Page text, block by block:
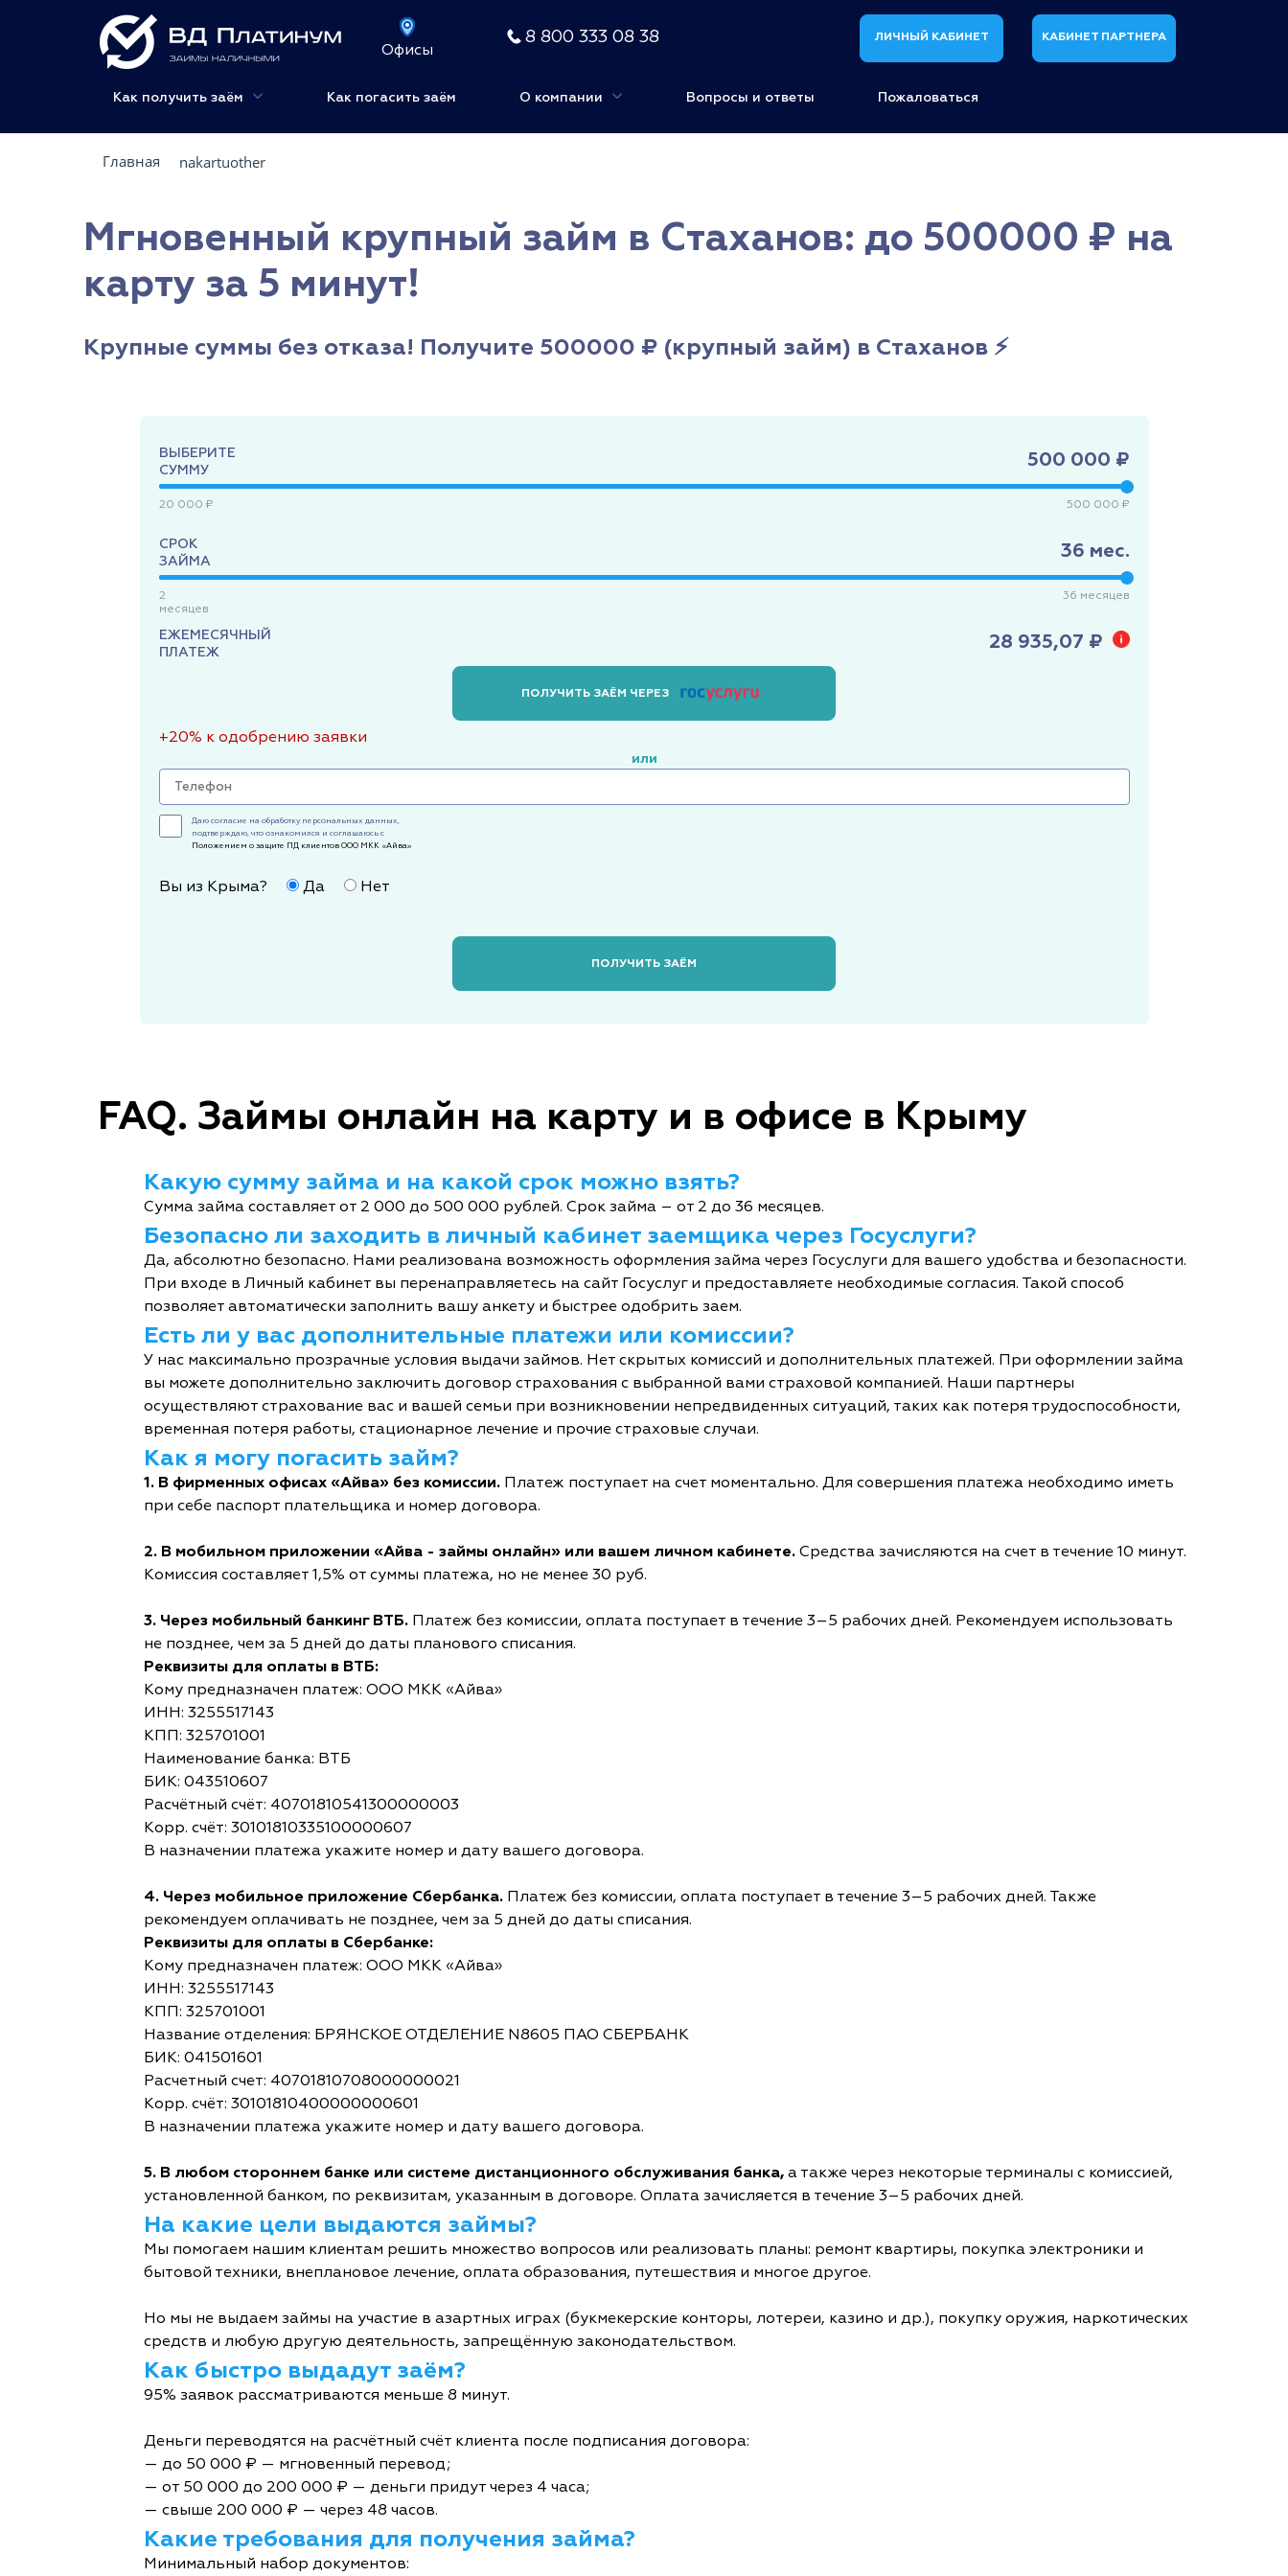
Офисы
8 800 333 08 38 ЛИЧНЫЙ КАБИНЕТ КАБИНЕТ ПАРТНЕРА
Как получить заём Как погасить заём О компании Вопросы и ответы Пожаловаться
Главная nakartuother
Мгновенный крупный займ в Стаханов: до 500000 ₽ на
карту за 5 минут!
Крупные суммы без отказа! Получите 500000 ₽ (крупный займ) в Стаханов ⚡
ВЫБЕРИТЕ
СУММУ
500 000 ₽
20 000 ₽ 500 000 ₽
СРОК
ЗАЙМА
36 мес.
2
месяцев
36 месяцев
ЕЖЕМЕСЯЧНЫЙ
ПЛАТЕЖ
28 935,07 ₽
ПОЛУЧИТЬ ЗАЁМ ЧЕРЕЗ
+20% к одобрению заявки
или
Даю согласие на обработку персональных данных,
подтверждаю, что ознакомился и соглашаюсь с
Положением о защите ПД клиентов ООО МКК «Айва»
Вы из Крыма? Да Нет
ПОЛУЧИТЬ ЗАЁМ
FAQ. Займы онлайн на карту и в офисе в Крыму
Какую сумму займа и на какой срок можно взять?
Сумма займа составляет от 2 000 до 500 000 рублей. Срок займа – от 2 до 36 месяцев.
Безопасно ли заходить в личный кабинет заемщика через Госуслуги?
Да, абсолютно безопасно. Нами реализована возможность оформления займа через Госуслуги для вашего удобства и безопасности.
При входе в Личный кабинет вы перенаправляетесь на сайт Госуслуг и предоставляете необходимые согласия. Такой способ
позволяет автоматически заполнить вашу анкету и быстрее одобрить заем.
Есть ли у вас дополнительные платежи или комиссии?
У нас максимально прозрачные условия выдачи займов. Нет скрытых комиссий и дополнительных платежей. При оформлении займа
вы можете дополнительно заключить договор страхования с выбранной вами страховой компанией. Наши партнеры
осуществляют страхование вас и вашей семьи при возникновении непредвиденных ситуаций, таких как потеря трудоспособности,
временная потеря работы, стационарное лечение и прочие страховые случаи.
Как я могу погасить займ?
1. В фирменных офисах «Айва» без комиссии. Платеж поступает на счет моментально. Для совершения платежа необходимо иметь
при себе паспорт плательщика и номер договора.
2. В мобильном приложении «Айва - займы онлайн» или вашем личном кабинете. Средства зачисляются на счет в течение 10 минут.
Комиссия составляет 1,5% от суммы платежа, но не менее 30 руб.
3. Через мобильный банкинг ВТБ. Платеж без комиссии, оплата поступает в течение 3–5 рабочих дней. Рекомендуем использовать
не позднее, чем за 5 дней до даты планового списания.
Реквизиты для оплаты в ВТБ:
Кому предназначен платеж: ООО МКК «Айва»
ИНН: 3255517143
КПП: 325701001
Наименование банка: ВТБ
БИК: 043510607
Расчётный счёт: 40701810541300000003
Корр. счёт: 30101810335100000607
В назначении платежа укажите номер и дату вашего договора.
4. Через мобильное приложение Сбербанка. Платеж без комиссии, оплата поступает в течение 3–5 рабочих дней. Также
рекомендуем оплачивать не позднее, чем за 5 дней до даты списания.
Реквизиты для оплаты в Сбербанке:
Кому предназначен платеж: ООО МКК «Айва»
ИНН: 3255517143
КПП: 325701001
Название отделения: БРЯНСКОЕ ОТДЕЛЕНИЕ N8605 ПАО СБЕРБАНК
БИК: 041501601
Расчетный счет: 40701810708000000021
Корр. счёт: 30101810400000000601
В назначении платежа укажите номер и дату вашего договора.
5. В любом стороннем банке или системе дистанционного обслуживания банка, а также через некоторые терминалы с комиссией,
установленной банком, по реквизитам, указанным в договоре. Оплата зачисляется в течение 3–5 рабочих дней.
На какие цели выдаются займы?
Мы помогаем нашим клиентам решить множество вопросов или реализовать планы: ремонт квартиры, покупка электроники и
бытовой техники, внеплановое лечение, оплата образования, путешествия и многое другое.
Но мы не выдаем займы на участие в азартных играх (букмекерские конторы, лотереи, казино и др.), покупку оружия, наркотических
средств и любую другую деятельность, запрещённую законодательством.
Как быстро выдадут заём?
95% заявок рассматриваются меньше 8 минут.
Деньги переводятся на расчётный счёт клиента после подписания договора:
— до 50 000 ₽ — мгновенный перевод;
— от 50 000 до 200 000 ₽ — деньги придут через 4 часа;
— свыше 200 000 ₽ — через 48 часов.
Какие требования для получения займа?
Минимальный набор документов: